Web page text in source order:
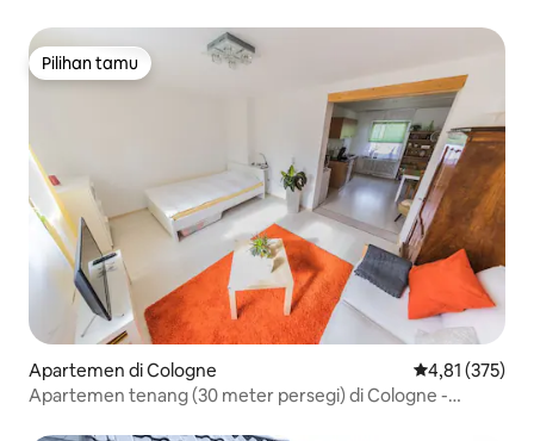
Pilihan tamu
Pilihan tamu
Apartemen di Cologne Nilai rata-rata
4,81 (375)
Apartemen tenang (30 meter persegi) di Cologne -